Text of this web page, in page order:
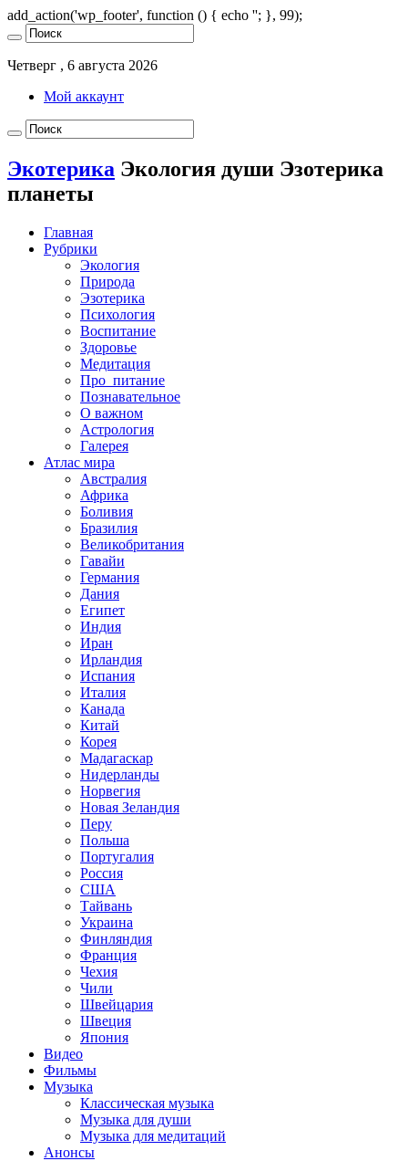
add_action('wp_footer', function () { echo ''; }, 99);
Четверг , 6 августа 2026
Мой аккаунт
Экотерика Экология души Эзотерика
планеты
Главная
Рубрики
Экология
Природа
Эзотерика
Психология
Воспитание
Здоровье
Медитация
Про_питание
Познавательное
О важном
Астрология
Галерея
Атлас мира
Австралия
Африка
Боливия
Бразилия
Великобритания
Гавайи
Германия
Дания
Египет
Индия
Иран
Ирландия
Испания
Италия
Канада
Китай
Корея
Мадагаскар
Нидерланды
Норвегия
Новая Зеландия
Перу
Польша
Португалия
Россия
США
Тайвань
Украина
Финляндия
Франция
Чехия
Чили
Швейцария
Швеция
Япония
Видео
Фильмы
Музыка
Классическая музыка
Музыка для души
Музыка для медитаций
Анонсы